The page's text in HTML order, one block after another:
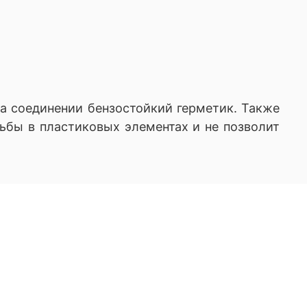
соединении бензостойкий герметик. Также
в пластиковых элементах и не позволит